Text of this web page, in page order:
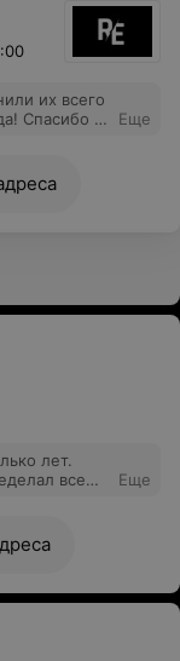
их всего
Спасибо за
Еще
лет.
все
Еще